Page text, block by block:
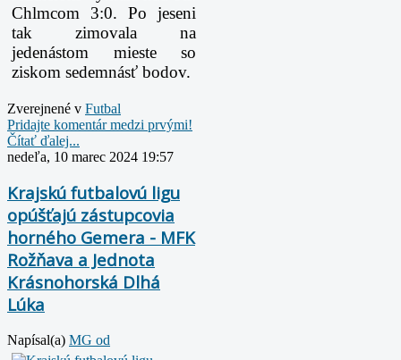
Chlmcom 3:0. Po jeseni
tak zimovala na
jedenástom mieste so
ziskom sedemnásť bodov.
Zverejnené v Futbal
Pridajte komentár medzi prvými!
Čítať ďalej...
nedeľa, 10 marec 2024 19:57
Krajskú futbalovú ligu
opúšťajú zástupcovia
horného Gemera - MFK
Rožňava a Jednota
Krásnohorská Dlhá
Lúka
Napísal(a) MG od